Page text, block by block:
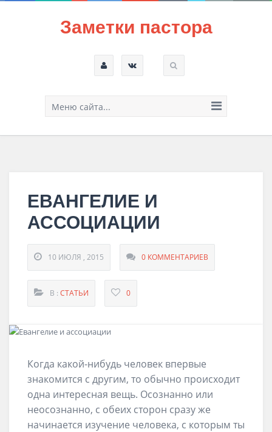
Заметки пастора
Меню сайта...
ЕВАНГЕЛИЕ И
АССОЦИАЦИИ
10 ИЮЛЯ , 2015 0 КОММЕНТАРИЕВ
В : СТАТЬИ 0
Когда какой-нибудь человек впервые
знакомится с другим, то обычно происходит
одна интересная вещь. Осознанно или
неосознанно, с обеих сторон сразу же
начинается изучение человека, с которым ты